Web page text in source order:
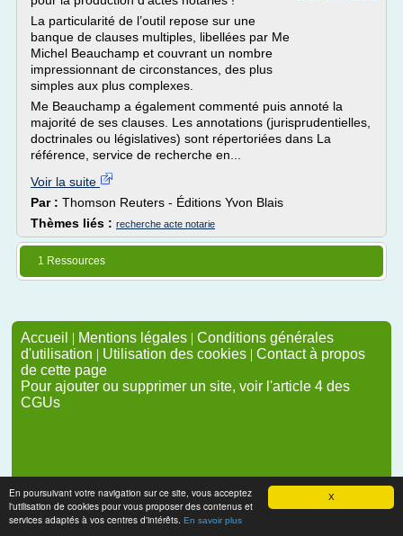
X
En poursuivant votre navigation sur ce site, vous acceptez
l'utilisation de cookies pour vous proposer des contenus et
services adaptés à vos centres d'intérêts. En savoir plus
La particularité de l’outil repose sur une
banque de clauses multiples, libellées par Me
Michel Beauchamp et couvrant un nombre
impressionnant de circonstances, des plus
simples aux plus complexes.
Me Beauchamp a également commenté puis annoté la
majorité de ses clauses. Les annotations (jurisprudentielles,
doctrinales ou législatives) sont répertoriées dans La
référence, service de recherche en...
Voir la suite
Par : Thomson Reuters - Éditions Yvon Blais
Thèmes liés : recherche acte notarie
1 Ressources
Accueil | Mentions légales | Conditions générales
d'utilisation | Utilisation des cookies | Contact à propos
de cette page
Pour ajouter ou supprimer un site, voir l'article 4 des
CGUs